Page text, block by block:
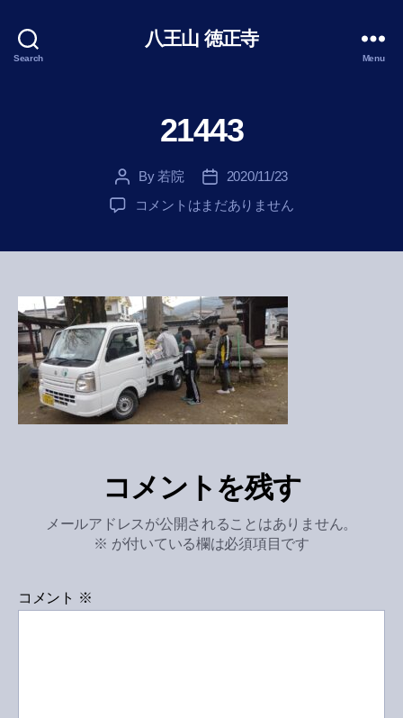
Search
八王山 徳正寺
Menu
21443
Post
author
By 若院
Post
date
2020/11/23
21443
コメントはまだありません
コメントを残す
メールアドレスが公開されることはありません。
※ が付いている欄は必須項目です
コメント ※